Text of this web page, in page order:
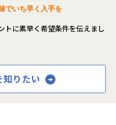
1年で複数言語をマスター
発プロジェクトに参画
有）として活躍中
AI活用スキルを習得し、
しました。最初は不安で
でいち早く入手を
トに素早く希望条件を伝えまし
知りたい